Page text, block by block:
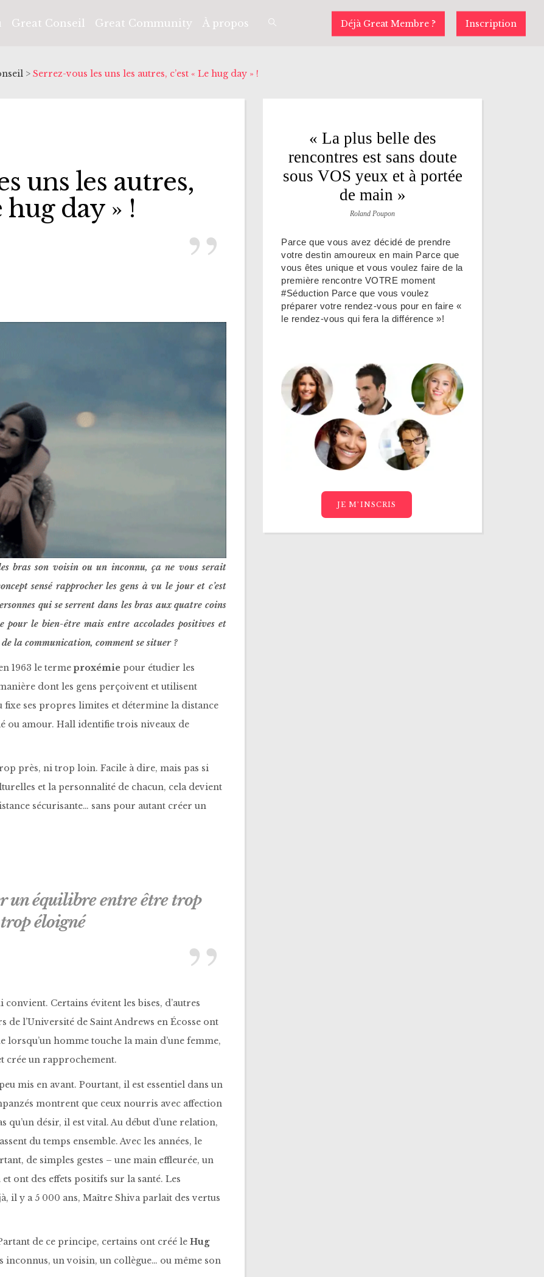
Great Conseil Great Community À propos Déjà Great Membre ? Inscription
> Serrez-vous les uns les autres, c’est « Le hug day » !
uns les autres,
hug day » !
bras son voisin ou un inconnu, ça ne vous serait
sensé rapprocher les gens à vu le jour et c’est
qui se serrent dans les bras aux quatre coins
le bien-être mais entre accolades positives et
la communication, comment se situer ?
1963 le terme proxémie pour étudier les
dont les gens perçoivent et utilisent
fixe ses propres limites et détermine la distance
ou amour. Hall identifie trois niveaux de
près, ni trop loin. Facile à dire, mais pas si
et la personnalité de chacun, cela devient
sécurisante… sans pour autant créer un
un équilibre entre être trop
éloigné
convient. Certains évitent les bises, d’autres
l’Université de Saint Andrews en Écosse ont
homme touche la main d’une femme,
crée un rapprochement.
mis en avant. Pourtant, il est essentiel dans un
montrent que ceux nourris avec affection
qu’un désir, il est vital. Au début d’une relation,
du temps ensemble. Avec les années, le
de simples gestes – une main effleurée, un
ont des effets positifs sur la santé. Les
il y a 5 000 ans, Maître Shiva parlait des vertus
de ce principe, certains ont créé le Hug
inconnus, un voisin, un collègue… ou même son
« La plus belle des
rencontres est sans doute
sous VOS yeux et à portée
de main »
Roland Poupon
Parce que vous avez décidé de prendre
votre destin amoureux en main Parce que
vous êtes unique et vous voulez faire de la
première rencontre VOTRE moment
#Séduction Parce que vous voulez
préparer votre rendez-vous pour en faire «
le rendez-vous qui fera la différence »!
JE M’INSCRIS